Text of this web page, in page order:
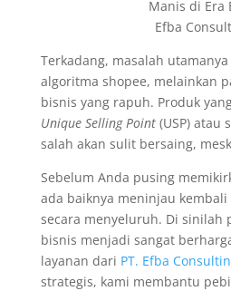
Efba
Terkadang, masalah
algoritma shopee, melainkan
bisnis yang rapuh. Produk
Unique Selling Point(USP) atau
salah akan sulit bersaing,
Sebelum Anda pusing
ada baiknya meninjau
secara menyeluruh. Di sinilah
bisnis menjadi sangat
layanan dari PT. Efba
strategis, kami membantu